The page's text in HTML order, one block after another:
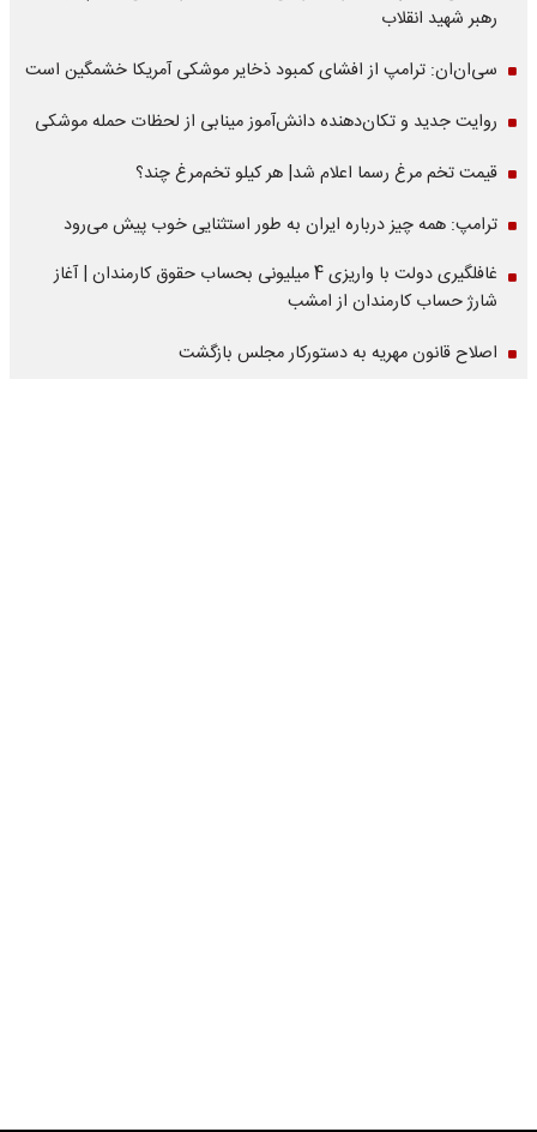
رهبر شهید انقلاب
سی‌ان‌ان: ترامپ از افشای کمبود ذخایر موشکی آمریکا خشمگین است
روایت جدید و تکان‌دهنده دانش‌آموز مینابی از لحظات حمله موشکی
قیمت تخم مرغ رسما اعلام شد| هر کیلو تخم‌مرغ چند؟
ترامپ: همه چیز درباره ایران به طور استثنایی خوب پیش می‌رود
غافلگیری دولت با واریزی 4 میلیونی بحساب حقوق کارمندان | آغاز
شارژ حساب کارمندان از امشب
اصلاح قانون مهریه به دستورکار مجلس بازگشت